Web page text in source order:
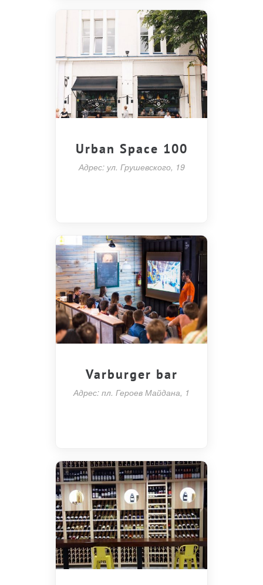
Urban Space 100
Адрес: ул. Грушевского, 19
Varburger bar
Адрес: пл. Героев Майдана, 1